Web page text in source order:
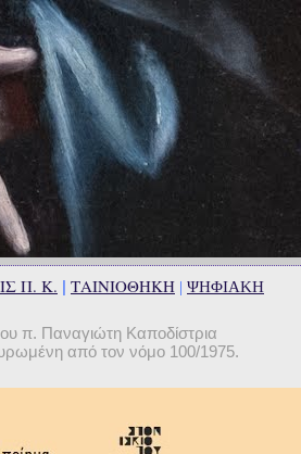
Π. Κ. | ΤΑΙΝΙΟΘΗΚΗ | ΨΗΦΙΑΚΗ
π. Παναγιώτη Καποδίστρια
από τον νόμο 100/1975.